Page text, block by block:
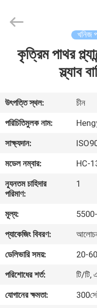
বাড়ি
আমাদের
সম্পর্কে
কারখানা
ভ্রমণ
মান
নিয়ন্ত্রণ
যোগাযোগ
করুন
Industrial
Reserved.
খনিজ
কৃত্রিম পাথর
স্ল্যাব
উৎপত্তি স্থল:
চীন
পরিচিতিমুলক নাম:
সাক্ষ্যদান:
মডেল নম্বার:
HC-
ন্যূনতম চাহিদার
পরিমাণ:
1
মূল্য:
প্যাকেজিং বিবরণ:
ডেলিভারি সময়:
20-60
পরিশোধের শর্ত:
টি/টি,
যোগানের ক্ষমতা: